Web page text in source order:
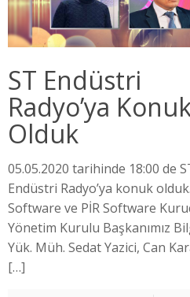
ST Endüstri
Radyo’ya
Olduk
05.05.2020 tarihinde 18:00 de
Endüstri Radyo’ya konuk
Software ve PİR Software
Yönetim Kurulu Başkanımız
Yük. Müh. Sedat Yazici, Can
[…]